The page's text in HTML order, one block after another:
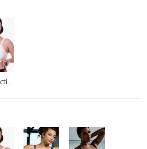
Anita active